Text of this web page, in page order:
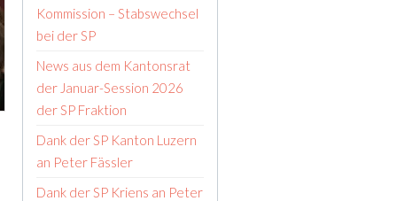
Kommission – Stabswechsel
bei der SP
News aus dem Kantonsrat
der Januar-Session 2026
der SP Fraktion
Dank der SP Kanton Luzern
an Peter Fässler
Dank der SP Kriens an Peter